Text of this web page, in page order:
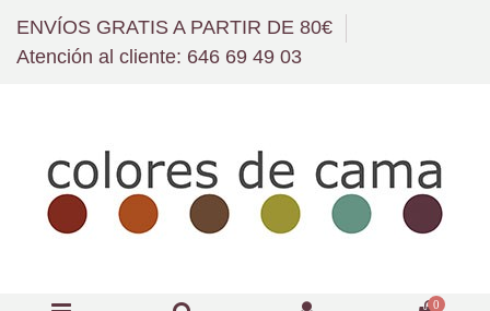
ENVÍOS GRATIS A PARTIR DE 80€
Atención al cliente: 646 69 49 03
0